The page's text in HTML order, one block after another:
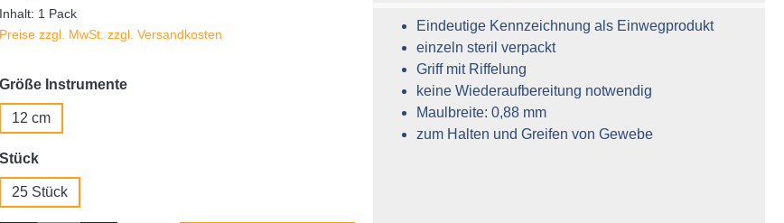
Inhalt: 1 Pack
Preise zzgl. MwSt. zzgl. Versandkosten
Größe Instrumenteauswählen
12 cm
Stückauswählen
25 Stück
Eindeutige Kennzeichnung als Einwegprodukt
einzeln steril verpackt
Griff mit Riffelung
keine Wiederaufbereitung notwendig
Maulbreite: 0,88 mm
zum Halten und Greifen von Gewebe